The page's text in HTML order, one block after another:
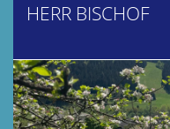
HERR BISCHOF